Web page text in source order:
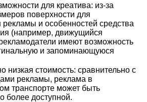
для креатива: из-за
поверхности для
и особенностей средства
(например, движущийся
имеют возможность
и запоминающуюся
низкая стоимость: сравнительно с
рекламы, реклама в
транспорте может быть
более доступной.